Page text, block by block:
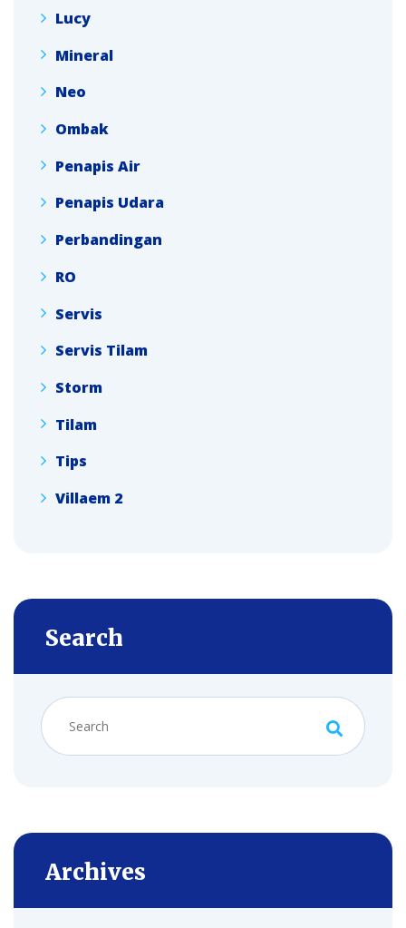
Lucy
Mineral
Neo
Ombak
Penapis Air
Penapis Udara
Perbandingan
RO
Servis
Servis Tilam
Storm
Tilam
Tips
Villaem 2
Search
Archives